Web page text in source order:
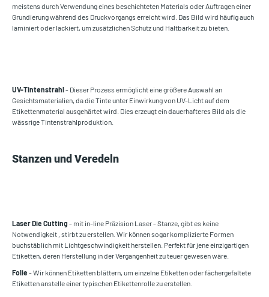
meistens durch Verwendung eines beschichteten Materials oder Auftragen einer
Grundierung während des Druckvorgangs erreicht wird. Das Bild wird häufig auch
laminiert oder lackiert, um zusätzlichen Schutz und Haltbarkeit zu bieten.
UV-Tintenstrahl- Dieser Prozess ermöglicht eine größere Auswahl an
Gesichtsmaterialien, da die Tinte unter Einwirkung von UV-Licht auf dem
Etikettenmaterial ausgehärtet wird. Dies erzeugt ein dauerhafteres Bild als die
wässrige Tintenstrahlproduktion.
Stanzen und Veredeln
Laser Die Cutting - mit in-line Präzision Laser - Stanze, gibt es keine
Notwendigkeit , stirbt zu erstellen. Wir können sogar komplizierte Formen
buchstäblich mit Lichtgeschwindigkeit herstellen. Perfekt für jene einzigartigen
Etiketten, deren Herstellung in der Vergangenheit zu teuer gewesen wäre.
Folie - Wir können Etiketten blättern, um einzelne Etiketten oder fächergefaltete
Etiketten anstelle einer typischen Etikettenrolle zu erstellen.